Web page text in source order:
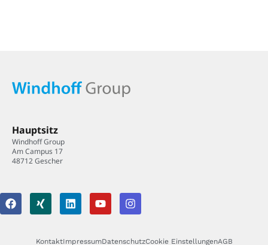
Hauptsitz
Windhoff Group
Am Campus 17
48712 Gescher
KontaktImpressumDatenschutzCookie EinstellungenAGB